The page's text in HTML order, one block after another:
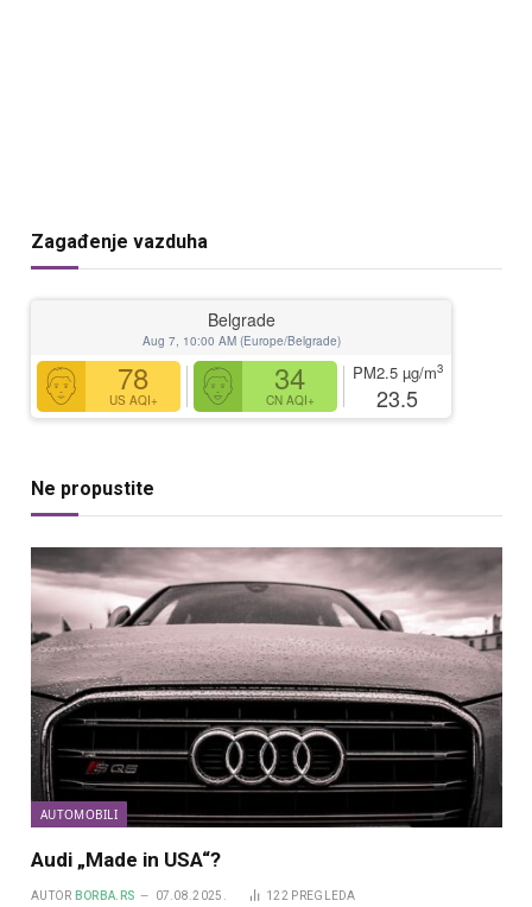
Zagađenje vazduha
Belgrade
Aug 7, 10:00 AM (Europe/Belgrade)
78
US AQI+
34
CN AQI+
PM2.5 µg/m3
23.5
Ne propustite
AUTOMOBILI
Audi „Made in USA“?
AUTOR BORBA.RS 07.08.2025. 122 PREGLEDA